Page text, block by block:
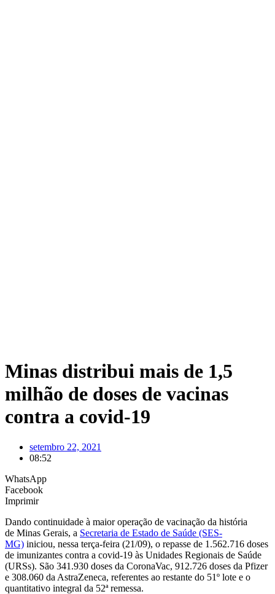
Minas distribui mais de 1,5
milhão de doses de vacinas
contra a covid-19
setembro 22, 2021
08:52
WhatsApp
Facebook
Imprimir
Dando continuidade à maior operação de vacinação da história
de Minas Gerais, a Secretaria de Estado de Saúde (SES-
MG) iniciou, nessa terça-feira (21/09), o repasse de 1.562.716 doses
de imunizantes contra a covid-19 às Unidades Regionais de Saúde
(URSs). São 341.930 doses da CoronaVac, 912.726 doses da Pfizer
e 308.060 da AstraZeneca, referentes ao restante do 51º lote e o
quantitativo integral da 52ª remessa.